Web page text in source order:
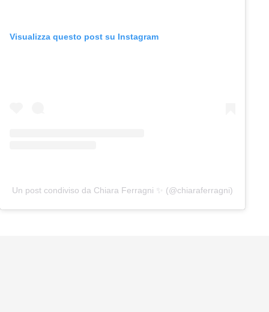
Visualizza questo post su Instagram
Un post condiviso da Chiara Ferragni ✨ (@chiaraferragni)